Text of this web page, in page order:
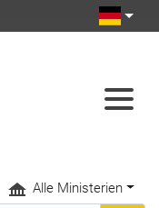
Alle Ministerien